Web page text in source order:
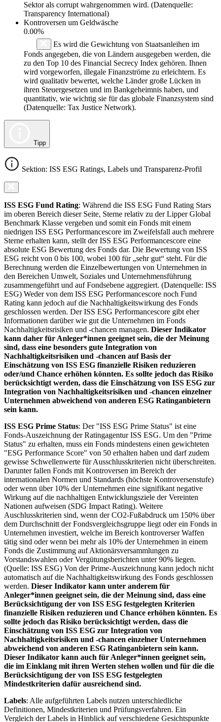
Sektor als corrupt wahrgenommen wird. (Datenquelle:
Transparency International)
Kontroversen um Geldwäsche
0.00%
Es wird die Gewichtung von Staatsanleihen im
Fonds angegeben, die von Ländern ausgegeben werden, die
zu den Top 10 des Financial Secrecy Index gehören. Ihnen
wird vorgeworfen, illegale Finanzströme zu erleichtern. Es
wird qualitativ bewertet, welche Länder große Lücken in
ihren Steuergesetzen und im Bankgeheimnis haben, und
quantitativ, wie wichtig sie für das globale Finanzsystem sind
(Datenquelle: Tax Justice Network).
Tipp
Sektion: ISS ESG Ratings, Labels und Transparenz-Profil
ISS ESG Fund Rating: Während die ISS ESG Fund Rating Stars
im oberen Bereich dieser Seite, Sterne relativ zu der Lipper Global
Benchmark Klasse vergeben und somit ein Fonds mit einem
niedrigen ISS ESG Performancescore im Zweifelsfall auch mehrere
Sterne erhalten kann, stellt der ISS ESG Performancescore eine
absolute ESG Bewertung des Fonds dar. Die Bewertung von ISS
ESG reicht von 0 bis 100, wobei 100 für „sehr gut“ steht. Für die
Berechnung werden die Einzelbewertungen von Unternehmen in
den Bereichen Umwelt, Soziales und Unternehmensführung
zusammengeführt und auf Fondsebene aggregiert. (Datenquelle: ISS
ESG) Weder von dem ISS ESG Performancescore noch Fund
Rating kann jedoch auf die Nachhaltigkeitswirkung des Fonds
geschlossen werden. Der ISS ESG Performancescore gibt eher
Informationen darüber wie gut die Unternehmen im Fonds
Nachhaltigkeitsrisiken und -chancen managen. Dieser Indikator
kann daher für Anleger*innen geeignet sein, die der Meinung
sind, dass eine besonders gute Integration von
Nachhaltigkeitsrisiken und -chancen auf Basis der
Einschätzung von ISS ESG finanzielle Risiken reduzieren
oder/und Chance erhöhen könnten. Es sollte jedoch das Risiko
berücksichtigt werden, dass die Einschätzung von ISS ESG zur
Integration von Nachhaltigkeitsrisiken und -chancen einzelner
Unternehmen abweichend von anderen ESG Ratinganbietern
sein kann.
ISS ESG Prime Status: Der "ISS ESG Prime Status" ist eine
Fonds-Auszeichnung der Ratingagentur ISS ESG. Um den "Prime
Status" zu erhalten, muss ein Fonds mindestens einen gewichteten
"ESG Performance Score" von 50 erhalten haben und darf zudem
gewisse Schwellenwerte für Ausschlusskriterien nicht überschreiten.
Darunter fallen Fonds mit Kontroversen im Bereich der
internationalen Normen und Standards (höchste Kontroversenstufe)
oder wenn über 10% der Unternehmen eine signifikant negative
Wirkung auf die nachhaltigen Entwicklungsziele der Vereinten
Nationen aufweisen (SDG Impact Rating). Weitere
Auschlusskriterien sind, wenn der CO2-Fußabdruck um 150% über
dem Durchschnitt der Fondsvergleichsgruppe liegt oder ein Fonds in
Unternehmen investiert, welche im Bereich kontroverser Waffen
tätig sind oder wenn bei mehr als 10% der Unternehmen in einem
Fonds die Zustimmung auf Aktionärsversammlungen zu
Vorstandswahlen oder Vergütungsberichten unter 90% liegen.
(Quelle: ISS ESG) Von der Prime-Auszeichnung kann jedoch nicht
automatisch auf die Nachhaltigkeitswirkung des Fonds geschlossen
werden. Dieser Indikator kann unter anderem für
Anleger*innen geeignet sein, die der Meinung sind, dass eine
Berücksichtigung der von ISS ESG festgelegten Kriterien
finanzielle Risiken reduzieren und Chance erhöhen könnten. Es
sollte jedoch das Risiko berücksichtigt werden, dass die
Einschätzung von ISS ESG zur Integration von
Nachhaltigkeitsrisiken und -chancen einzelner Unternehmen
abweichend von anderen ESG Ratinganbietern sein kann.
Dieser Indikator kann auch für Anleger*innen geeignet sein,
die im Einklang mit ihren Werten stehen wollen und für die die
Berücksichtigung der von ISS ESG festgelegten
Mindestkriterien dafür ausreichend sind.
Labels: Alle aufgeführten Labels nutzen unterschiedliche
Definitionen, Mindestkriterien und Prüfungsverfahren. Ein
Vergleich der Labels in Hinblick auf verschiedene Gesichtspunkte